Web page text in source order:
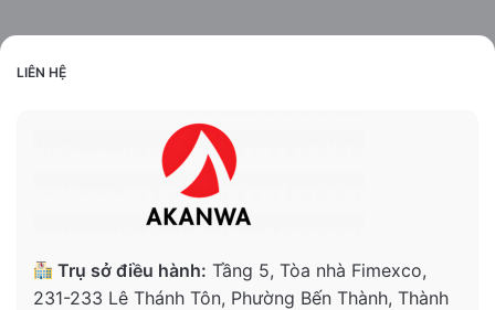
LIÊN HỆ
Trụ sở điều hành: Tầng 5, Tòa nhà Fimexco,
231-233 Lê Thánh Tôn, Phường Bến Thành, Thành